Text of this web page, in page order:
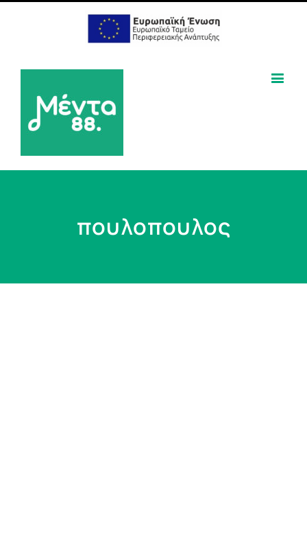
πουλοπουλος